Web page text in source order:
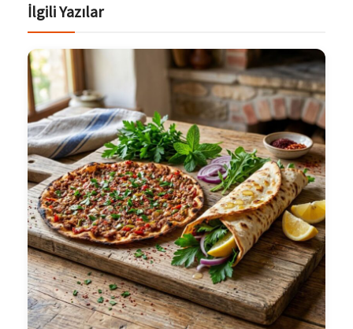
İlgili Yazılar